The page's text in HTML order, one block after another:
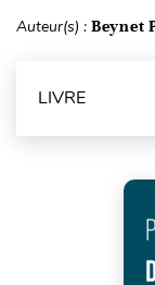
Auteur(s) : Beynet
LIVRE